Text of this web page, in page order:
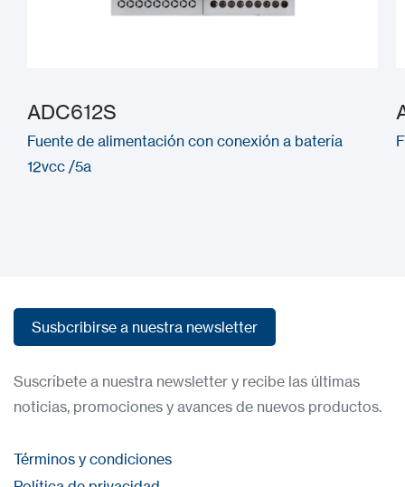
ADC612S
Fuente de alimentación con conexión a batería
12vcc /5a
Susbcribirse a nuestra newsletter
Suscríbete a nuestra newsletter y recibe las últimas
noticias, promociones y avances de nuevos productos.
Términos y condiciones